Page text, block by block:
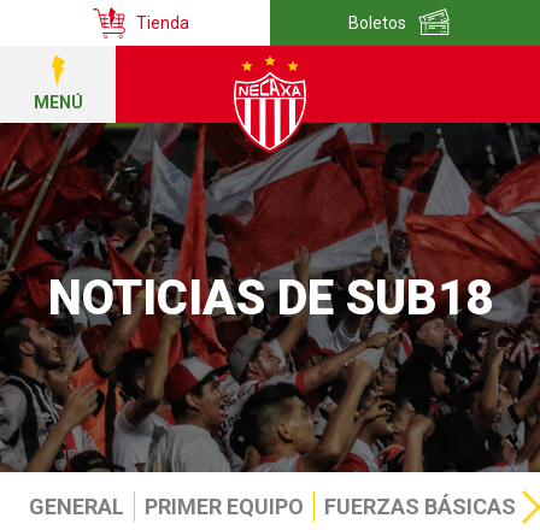
Tienda Boletos
MENÚ
NOTICIAS DE SUB18
GENERAL PRIMER EQUIPO FUERZAS BÁSICAS